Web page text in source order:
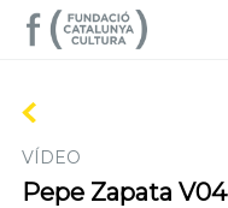
VÍDEO
Pepe Zapata V04